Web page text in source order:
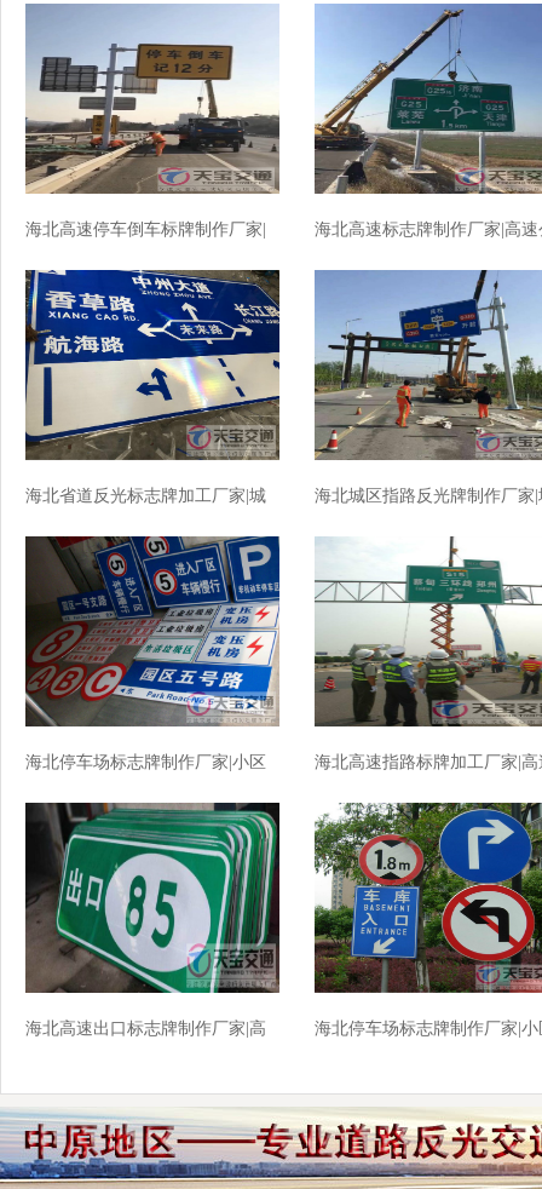
海北高速停车倒车标牌制作厂家|
海北高速标志牌制作厂家|高速
海北省道反光标志牌加工厂家|城
海北城区指路反光牌制作厂家|
海北停车场标志牌制作厂家|小区
海北高速指路标牌加工厂家|高
海北高速出口标志牌制作厂家|高
海北停车场标志牌制作厂家|小